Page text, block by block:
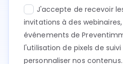
J'accepte de recevoir
invitations à des
événements de
l'utilisation de pixels de
personnaliser nos contenus.